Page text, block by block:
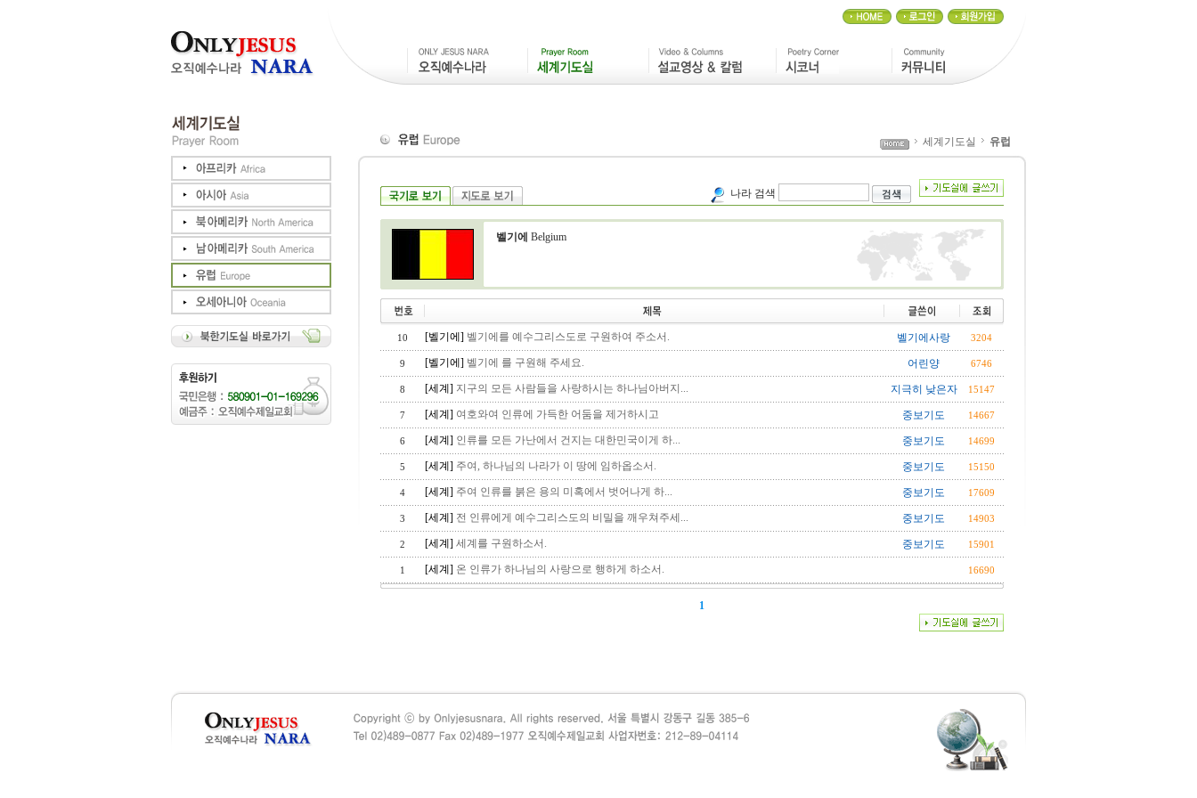
세계기도실 유럽
나라 검색
벨기에 Belgium
10 [벨기에] 벨기에를 예수그리스도로 구원하여 주소서. 벨기에사랑 3204
9 [벨기에] 벨기에 를 구원해 주세요. 어린양 6746
8 [세계] 지구의 모든 사람들을 사랑하시는 하나님아버지... 지극히 낮은자 15147
7 [세계] 여호와여 인류에 가득한 어둠을 제거하시고 중보기도 14667
6 [세계] 인류를 모든 가난에서 건지는 대한민국이게 하... 중보기도 14699
5 [세계] 주여, 하나님의 나라가 이 땅에 임하옵소서. 중보기도 15150
4 [세계] 주여 인류를 붉은 용의 미혹에서 벗어나게 하... 중보기도 17609
3 [세계] 전 인류에게 예수그리스도의 비밀을 깨우쳐주세... 중보기도 14903
2 [세계] 세계를 구원하소서. 중보기도 15901
1 [세계] 온 인류가 하나님의 사랑으로 행하게 하소서. 16690
1